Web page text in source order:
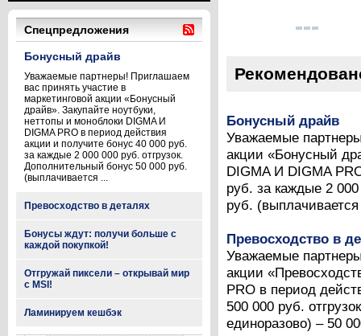
Спецпредложения
Бонусный драйв
Уважаемые партнеры! Приглашаем
вас принять участие в
маркетинговой акции «Бонусный
драйв». Закупайте ноутбуки,
неттопы и моноблоки DIGMA И
DIGMA PRO в период действия
акции и получите бонус 40 000 руб.
за каждые 2 000 000 руб. отгрузок.
Дополнительный бонус 50 000 руб.
(выплачивается ...
Превосходство в деталях
Бонусы ждут: получи больше с
каждой покупкой!
Отгружай пиксели – открывай мир
с MSI!
Ламинируем кешбэк
Бонусный драйв
Уважаемые
акции «Бонусный
DIGMA И DIGMA
руб. за каждые 2
руб.
Превосходство в
Уважаемые
акции
PRO в период
500 000 руб.
единоразово) – 50